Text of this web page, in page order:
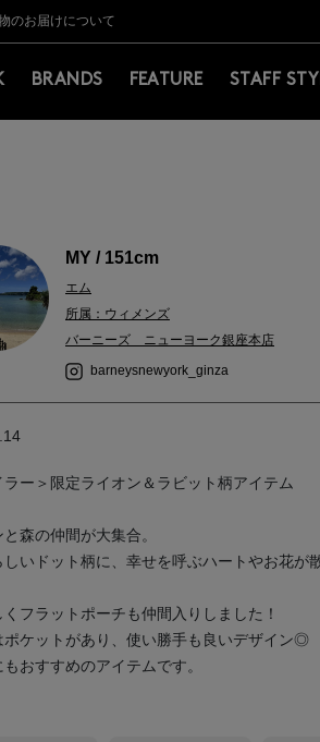
お買上げで常時送料無料！お買い物の際は会員登録
らせ】（2026.8.5）
のお届けについて
ご注意事項
お買上げで常時送料無料！お買い物の際は会員登録
らせ】（2026.8.5）
BRANDS FEATURE STAFF
MY / 151cm
エム
所属：ウィメンズ
バーニーズ ニューヨーク銀座本店
barneysnewyork_ginza
ラー＞限定ライオン＆ラビット柄アイテム
森の仲間が大集合。
いドット柄に、幸せを呼ぶハートやお花が
フラットポーチも仲間入りしました！
ポケットがあり、使い勝手も良いデザイン◎
おすすめのアイテムです。